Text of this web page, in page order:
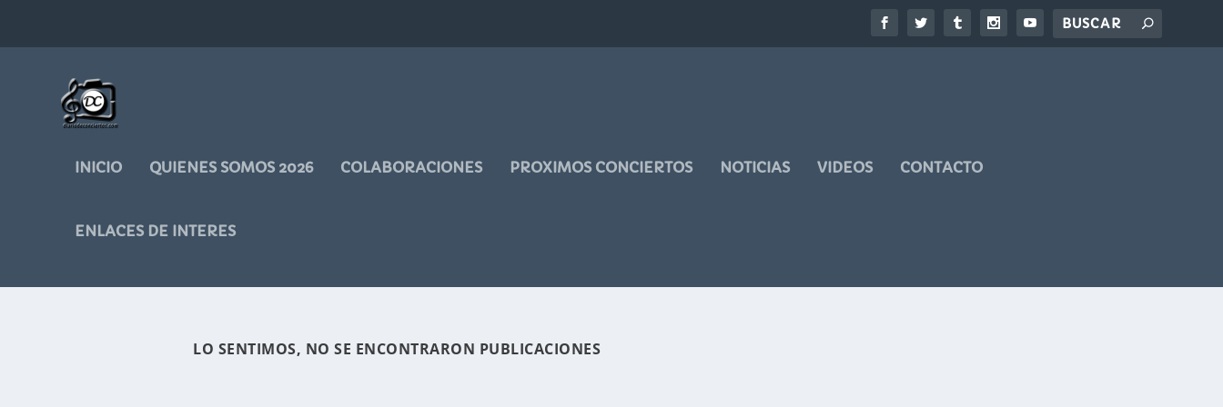
INICIO QUIENES SOMOS 2026 COLABORACIONES PROXIMOS CONCIERTOS NOTICIAS VIDEOS CONTACTO
ENLACES DE INTERES
LO SENTIMOS, NO SE ENCONTRARON PUBLICACIONES